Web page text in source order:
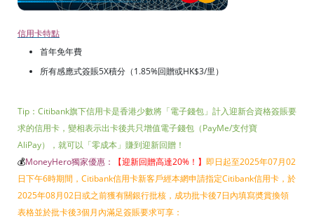
信用卡特點
首年免年費
所有感應式簽賬5X積分（1.85%回贈或HK$3/里）
Tip：Citibank旗下信用卡是香港少數將「電子錢包」計入迎新合資格簽賬要
求的信用卡，變相表示出卡後共只增值電子錢包（PayMe/支付寶
AliPay），就可以「零成本」賺到迎新回贈！
💰MoneyHero獨家優惠： 【迎新回贈高達20%！ 】 即日起至2025年07月02
日下午6時期間，Citibank信用卡新客戶經本網申請指定Citibank信用卡，於
2025年08月02日或之前獲有關銀行批核，成功批卡後7日內填寫奬賞換領
表格並於批卡後3個月內滿足簽賬要求可享：